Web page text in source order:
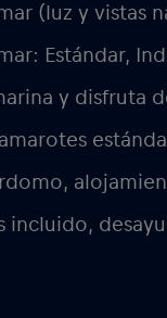
(luz y vistas
Estándar,
y disfruta
incluido,